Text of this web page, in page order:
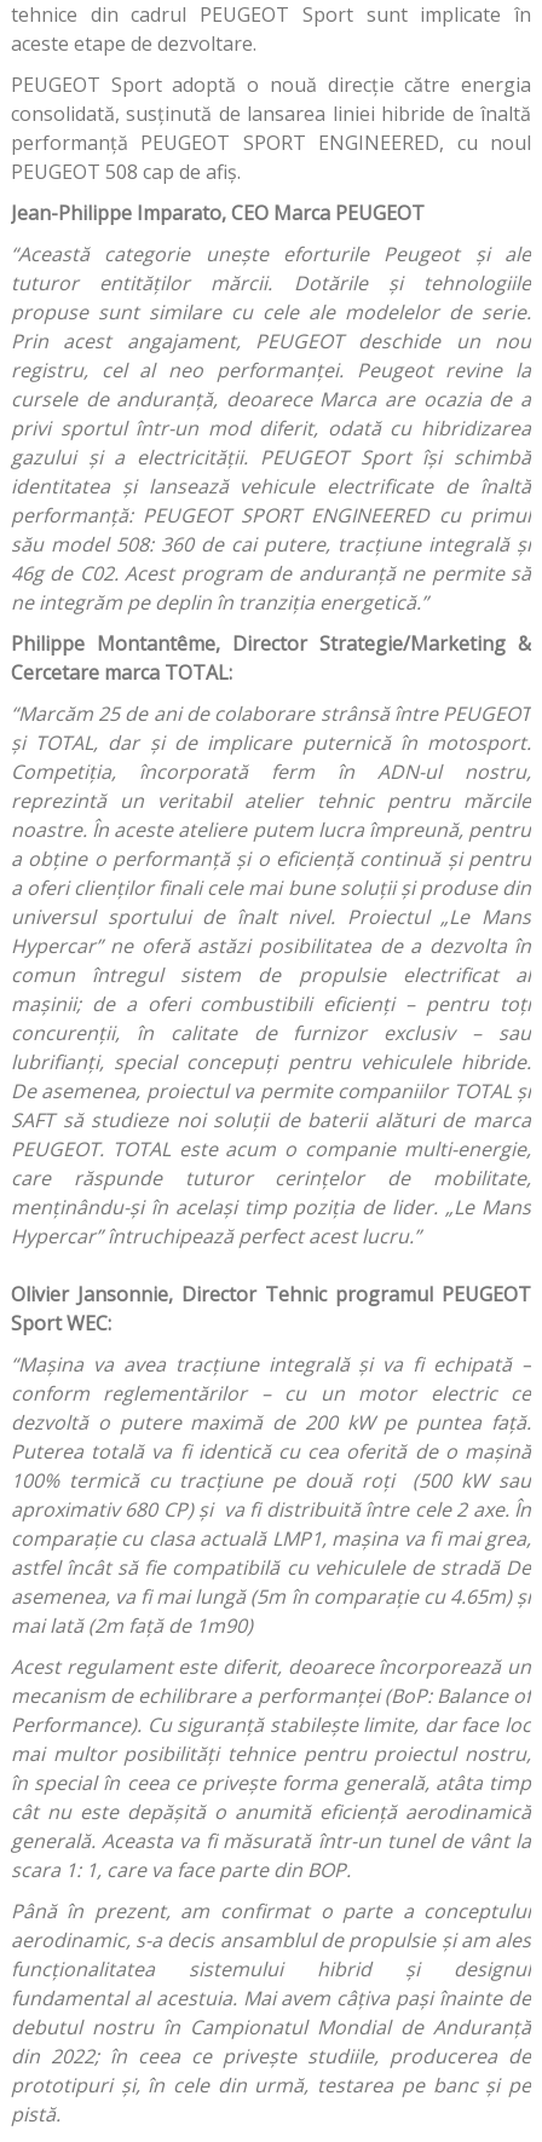
tehnice din cadrul PEUGEOT Sport sunt implicate în
aceste etape de dezvoltare.
PEUGEOT Sport adoptă o nouă direcție către energia
consolidată, susținută de lansarea liniei hibride de înaltă
performanță PEUGEOT SPORT ENGINEERED, cu noul
PEUGEOT 508 cap de afiș.
Jean-Philippe Imparato, CEO Marca PEUGEOT
“Această categorie unește eforturile Peugeot și ale
tuturor entităților mărcii. Dotările și tehnologiile
propuse sunt similare cu cele ale modelelor de serie.
Prin acest angajament, PEUGEOT deschide un nou
registru, cel al neo performanței. Peugeot revine la
cursele de anduranță, deoarece Marca are ocazia de a
privi sportul într-un mod diferit, odată cu hibridizarea
gazului și a electricității. PEUGEOT Sport își schimbă
identitatea și lansează vehicule electrificate de înaltă
performanță: PEUGEOT SPORT ENGINEERED cu primul
său model 508: 360 de cai putere, tracțiune integrală și
46g de C02. Acest program de anduranță ne permite să
ne integrăm pe deplin în tranziția energetică.”
Philippe Montantême, DirectorStrategie/Marketing &
Cercetare marca TOTAL:
“Marcăm 25 de ani de colaborare strânsă între PEUGEOT
și TOTAL, dar și de implicare puternică în motosport.
Competiția, încorporată ferm în ADN-ul nostru,
reprezintă un veritabil atelier tehnic pentru mărcile
noastre. În aceste ateliere putem lucra împreună, pentru
a obține o performanță și o eficiență continuă și pentru
a oferi clienților finali cele mai bune soluții și produse din
universul sportului de înalt nivel. Proiectul „Le Mans
Hypercar” ne oferă astăzi posibilitatea de a dezvolta în
comun întregul sistem de propulsie electrificat al
mașinii; de a oferi combustibili eficienți – pentru toți
concurenții, în calitate de furnizor exclusiv – sau
lubrifianți, special concepuți pentru vehiculele hibride.
De asemenea, proiectul va permite companiilor TOTAL și
SAFT să studieze noi soluții de baterii alături de marca
PEUGEOT. TOTAL este acum o companie multi-energie,
care răspunde tuturor cerințelor de mobilitate,
menținându-și în același timp poziția de lider. „Le Mans
Hypercar” întruchipează perfect acest lucru.”
Olivier Jansonnie, Director Tehnic programul PEUGEOT
Sport WEC:
“Mașina va avea tracțiune integrală și va fi echipată –
conform reglementărilor – cu un motor electric ce
dezvoltă o putere maximă de 200 kW pe puntea față.
Puterea totală va fi identică cu cea oferită de o mașină
100% termică cu tracțiune pe două roți (500 kW sau
aproximativ 680 CP) și va fi distribuită între cele 2 axe. În
comparație cu clasa actuală LMP1, mașina va fi mai grea,
astfel încât să fie compatibilă cu vehiculele de stradă De
asemenea, va fi mai lungă (5m în comparație cu 4.65m) și
mai lată (2m față de 1m90)
Acest regulament este diferit, deoarece încorporează un
mecanism de echilibrare a performanței (BoP: Balance of
Performance). Cu siguranță stabilește limite, dar face loc
mai multor posibilități tehnice pentru proiectul nostru,
în special în ceea ce privește forma generală, atâta timp
cât nu este depășită o anumită eficiență aerodinamică
generală. Aceasta va fi măsurată într-un tunel de vânt la
scara 1: 1, care va face parte din BOP.
Până în prezent, am confirmat o parte a conceptului
aerodinamic, s-a decis ansamblul de propulsie și am ales
funcționalitatea sistemului hibrid și designul
fundamental al acestuia. Mai avem câțiva pași înainte de
debutul nostru în Campionatul Mondial de Anduranță
din 2022; în ceea ce privește studiile, producerea de
prototipuri și, în cele din urmă, testarea pe banc și pe
pistă.